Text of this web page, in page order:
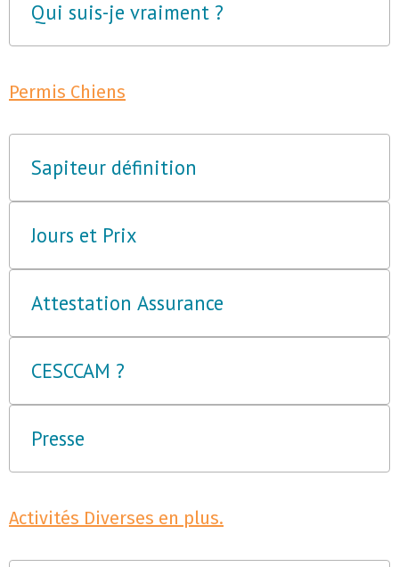
Qui suis-je vraiment ?
Permis Chiens
Sapiteur définition
Jours et Prix
Attestation Assurance
CESCCAM ?
Presse
Activités Diverses en plus.